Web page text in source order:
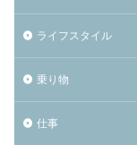
ライフスタイル
乗り物
仕事